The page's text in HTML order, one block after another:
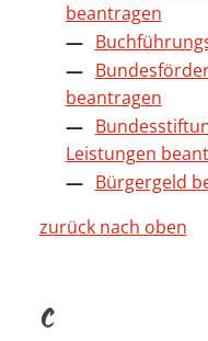
beantragen
beantragen
Leistungen
Bürgergeld
zurück nach oben
C